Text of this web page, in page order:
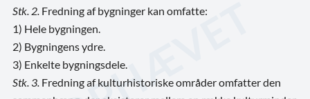
Stk. 2. Fredning af bygninger kan omfatte:
1) Hele bygningen.
2) Bygningens ydre.
3) Enkelte bygningsdele.
Stk. 3. Fredning af kulturhistoriske områder omfatter den